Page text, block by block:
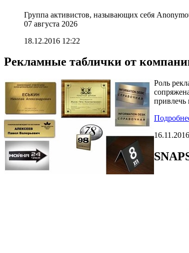
Группа активистов, называющих себя
07 августа 2026
18.12.2016 12:22
Рекламные таблички от
Роль
привлечь